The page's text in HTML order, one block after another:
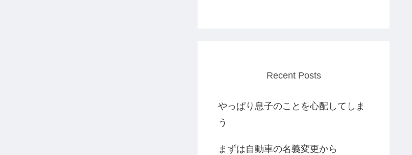
Recent Posts
やっぱり息子のことを心配してしま
う
まずは自動車の名義変更から